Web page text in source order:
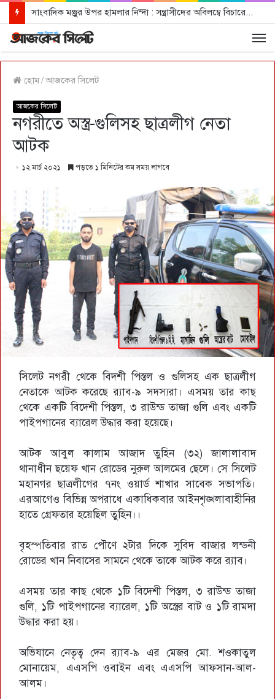
সাংবাদিক মঞ্জুর উপর হামলার নিন্দা : সন্ত্রাসীদের অবিলম্বে বিচারের আওতায় আনার দাবী
হোম/আজকের সিলেট
আজকের সিলেট
নগরীতে অস্ত্র-গুলিসহ ছাত্রলীগ নেতা
আটক
১২ মার্চ ২০২১ পড়তে ১ মিনিটের কম সময় লাগবে
সিলেট নগরী থেকে বিদশী পিস্তল ও গুলিসহ এক ছাত্রলীগ
নেতাকে আটক করেছে র‌্যাব-৯ সদস্যরা। এসময় তার কাছ
থেকে একটি বিদেশী পিস্তল, ৩ রাউন্ড তাজা গুলি এবং একটি
পাইপগানের ব্যারেল উদ্ধার করা হয়েছে।
আটক আবুল কালাম আজাদ তুহিন (৩২) জালালাবাদ
থানাধীন ছয়েফ খান রোডের নুরুল আলমের ছেলে। সে সিলেট
মহানগর ছাত্রলীগের ৭নং ওয়ার্ড শাখার সাবেক সভাপতি।
এরআগেও বিভিন্ন অপরাধে একাধিকবার আইনশৃঙ্খলাবাহীনির
হাতে গ্রেফতার হয়েছিল তুহিন।।
বৃহস্পতিবার রাত পৌণে ২টার দিকে সুবিদ বাজার লন্ডনী
রোডের খান নিবাসের সামনে থেকে তাকে আটক করে র‌্যাব।
এসময় তার কাছ থেকে ১টি বিদেশী পিস্তল, ৩ রাউন্ড তাজা
গুলি, ১টি পাইপগানের ব্যারেল, ১টি অস্ত্রের বাট ও ১টি রামদা
উদ্ধার করা হয়।
অভিযানে নেতৃত্ব দেন র‌্যাব-৯ এর মেজর মো. শওকাতুল
মোনায়েম, এএসপি ওবাইন এবং এএসপি আফসান-আল-
আলম।